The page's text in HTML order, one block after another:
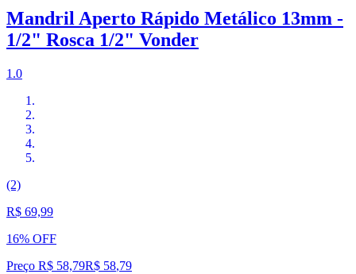
Mandril Aperto Rápido Metálico 13mm -
1/2" Rosca 1/2" Vonder
1.0
(2)
R$ 69,99
16% OFF
Preço R$ 58,79R$ 58,79